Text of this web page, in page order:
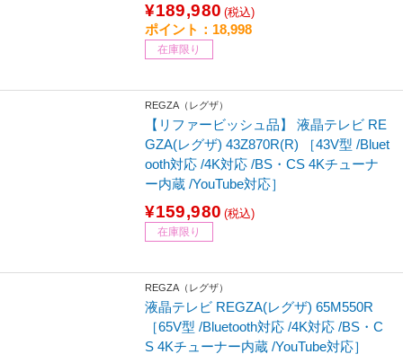
¥189,980 (税込)
ポイント：18,998
在庫限り
REGZA（レグザ）
【リファービッシュ品】 液晶テレビ RE
GZA(レグザ) 43Z870R(R) ［43V型 /Bluet
ooth対応 /4K対応 /BS・CS 4Kチューナ
ー内蔵 /YouTube対応］
¥159,980 (税込)
在庫限り
REGZA（レグザ）
液晶テレビ REGZA(レグザ) 65M550R
［65V型 /Bluetooth対応 /4K対応 /BS・C
S 4Kチューナー内蔵 /YouTube対応］